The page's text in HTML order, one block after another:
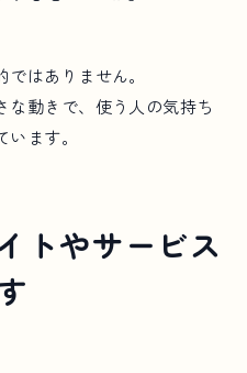
はありません。
な動きで、使う人の気持ち
ます。
トやサービス